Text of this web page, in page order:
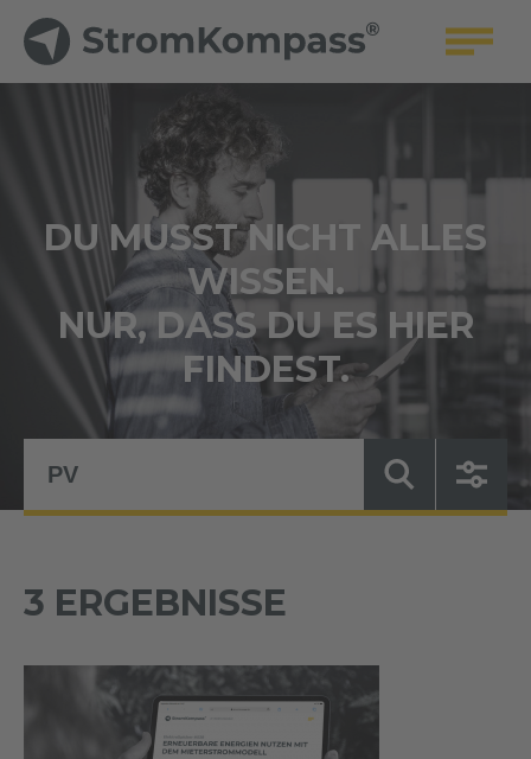
DU MUSST NICHT ALLES
WISSEN.
NUR, DASS DU ES HIER
FINDEST.
3 ERGEBNISSE